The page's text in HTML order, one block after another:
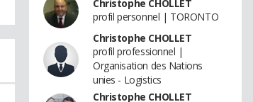
Christophe CHOLLET
profil personnel | TORONTO
Christophe CHOLLET
profil professionnel |
Organisation des Nations
unies - Logistics
Christophe CHOLLET